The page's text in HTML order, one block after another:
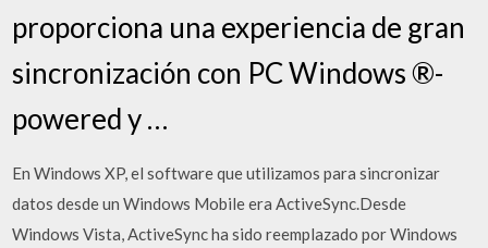
proporciona una experiencia de gran
sincronización con PC Windows ®-
powered y …
En Windows XP, el software que utilizamos para sincronizar
datos desde un Windows Mobile era ActiveSync.Desde
Windows Vista, ActiveSync ha sido reemplazado por Windows